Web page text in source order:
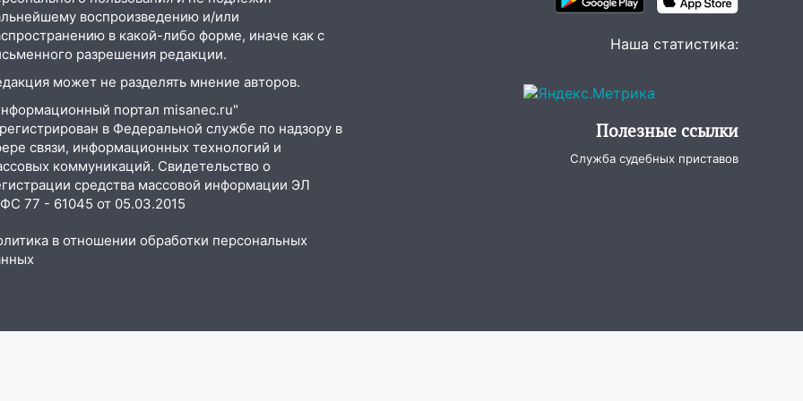
воспроизведению и/или
в какой-либо форме, иначе как с
разрешения редакции.
может не разделять мнение авторов.
портал misanec.ru"
в Федеральной службе по надзору в
связи, информационных технологий и
коммуникаций. Свидетельство о
средства массовой информации ЭЛ
77 - 61045 от 05.03.2015
в отношении обработки персональных
Наша статистика:
Полезные ссылки
Служба судебных приставов